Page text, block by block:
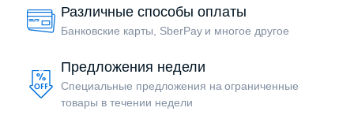
Различные способы оплаты
Банковские карты, SberPay и многое другое
Предложения недели
Специальные предложения на ограниченные
товары в течении недели